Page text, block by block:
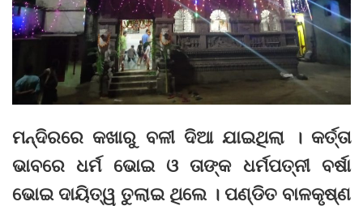
ମନ୍ଦିରରେ କଖାରୁ ବଳୀ ଦିଆ ଯାଇଥିଲା । କର୍ତ୍ତା
ଭାବରେ ଧର୍ମ ଭୋଇ ଓ ତାଙ୍କ ଧର୍ମପତ୍ନୀ ବର୍ଷା
ଭୋଇ ଦାୟିତ୍ୱ ତୁଲାଇ ଥିଲେ । ପଣ୍ଡିତ ବାଳକୃଷ୍ଣ